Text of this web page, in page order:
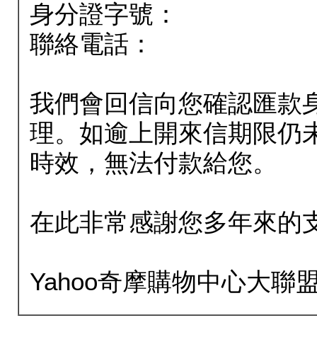
身分證字號：
聯絡電話：
我們會回信向您確認匯款
理。如逾上開來信期限仍
時效，無法付款給您。
在此非常感謝您多年來的
Yahoo奇摩購物中心大